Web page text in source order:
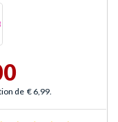
de € 6,99.